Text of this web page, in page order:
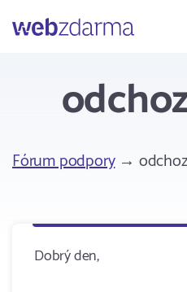
Webzdarma
Fórum podpory→
Dobrý den,